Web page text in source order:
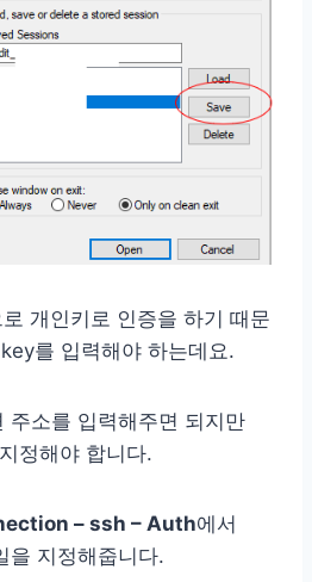
개인키로 인증을 하기 때문
를 입력해야 하는데요.
주소를 입력해주면 되지만
정해야 합니다.
– ssh – Auth에서
지정해줍니다.